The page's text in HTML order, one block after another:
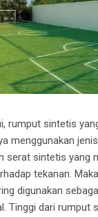
rumput sintetis
menggunakan
serat sintetis yang
tekanan.
digunakan
Tinggi dari rumput